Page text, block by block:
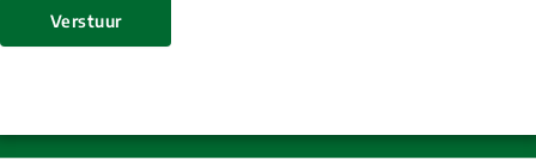
Verstuur